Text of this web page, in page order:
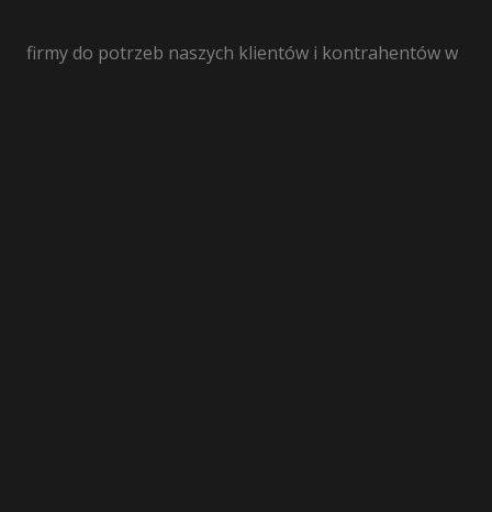
firmy do potrzeb naszych klientów i kontrahentów w